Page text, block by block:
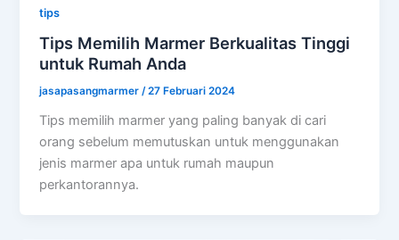
tips
Tips Memilih Marmer Berkualitas Tinggi
untuk Rumah Anda
jasapasangmarmer/27 Februari 2024
Tips memilih marmer yang paling banyak di cari
orang sebelum memutuskan untuk menggunakan
jenis marmer apa untuk rumah maupun
perkantorannya.